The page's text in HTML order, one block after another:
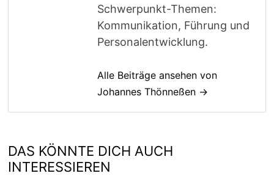
Schwerpunkt-Themen:
Kommunikation, Führung und
Personalentwicklung.
Alle Beiträge ansehen von
Johannes Thönneßen →
DAS KÖNNTE DICH AUCH
INTERESSIEREN